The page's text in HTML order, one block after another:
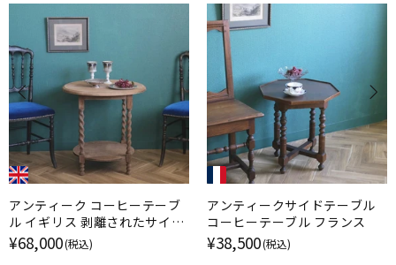
アンティーク コーヒーテーブ
ル イギリス 剥離されたサイド
テーブル バーリーシュガーツ
イスト アンティーク家具
¥68,000(税込)
アンティークサイドテーブル
コーヒーテーブル フランス
¥38,500(税込)